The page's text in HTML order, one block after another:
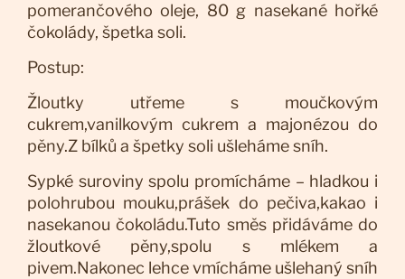
pomerančového oleje, 80 g nasekané hořké
čokolády, špetka soli.
Postup:
Žloutky utřeme s moučkovým
cukrem,vanilkovým cukrem a majonézou do
pěny.Z bílků a špetky soli ušleháme sníh.
Sypké suroviny spolu promícháme – hladkou i
polohrubou mouku,prášek do pečiva,kakao i
nasekanou čokoládu.Tuto směs přidáváme do
žloutkové pěny,spolu s mlékem a
pivem.Nakonec lehce vmícháme ušlehaný sníh